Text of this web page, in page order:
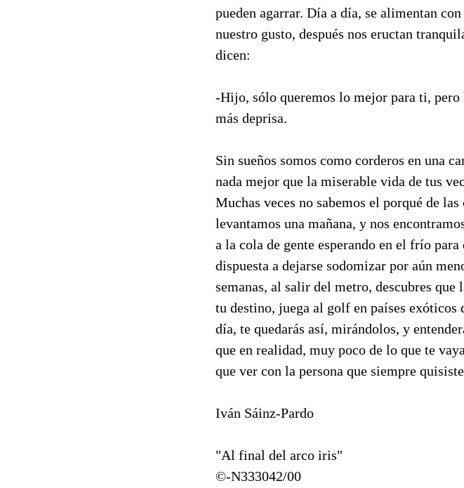
pueden agarrar. Día a día, se alimentan
nuestro gusto, después nos eructan
dicen:
-Hijo, sólo queremos lo mejor para ti, pero
más deprisa.
Sin sueños somos como corderos en una
nada mejor que la miserable vida de tus
Muchas veces no sabemos el porqué de
levantamos una mañana, y nos
a la cola de gente esperando en el frío
dispuesta a dejarse sodomizar por aún
semanas, al salir del metro, descubres que
tu destino, juega al golf en países
día, te quedarás así, mirándolos, y
que en realidad, muy poco de lo que te
que ver con la persona que siempre
Iván Sáinz-Pardo
"Al final del arco iris"
©-N333042/00